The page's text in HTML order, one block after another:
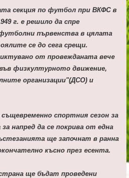
секция по футбол при ВКФС в
г. е решило да спре
първенства в цялата
се до сега срещи.
от провежданата вече
физкултурното движение,
организации"(ДСО) и
спортния сезон за
напред да се покрива от една
ще започнат в ранна
късно през есента.
ще бъдат проведени